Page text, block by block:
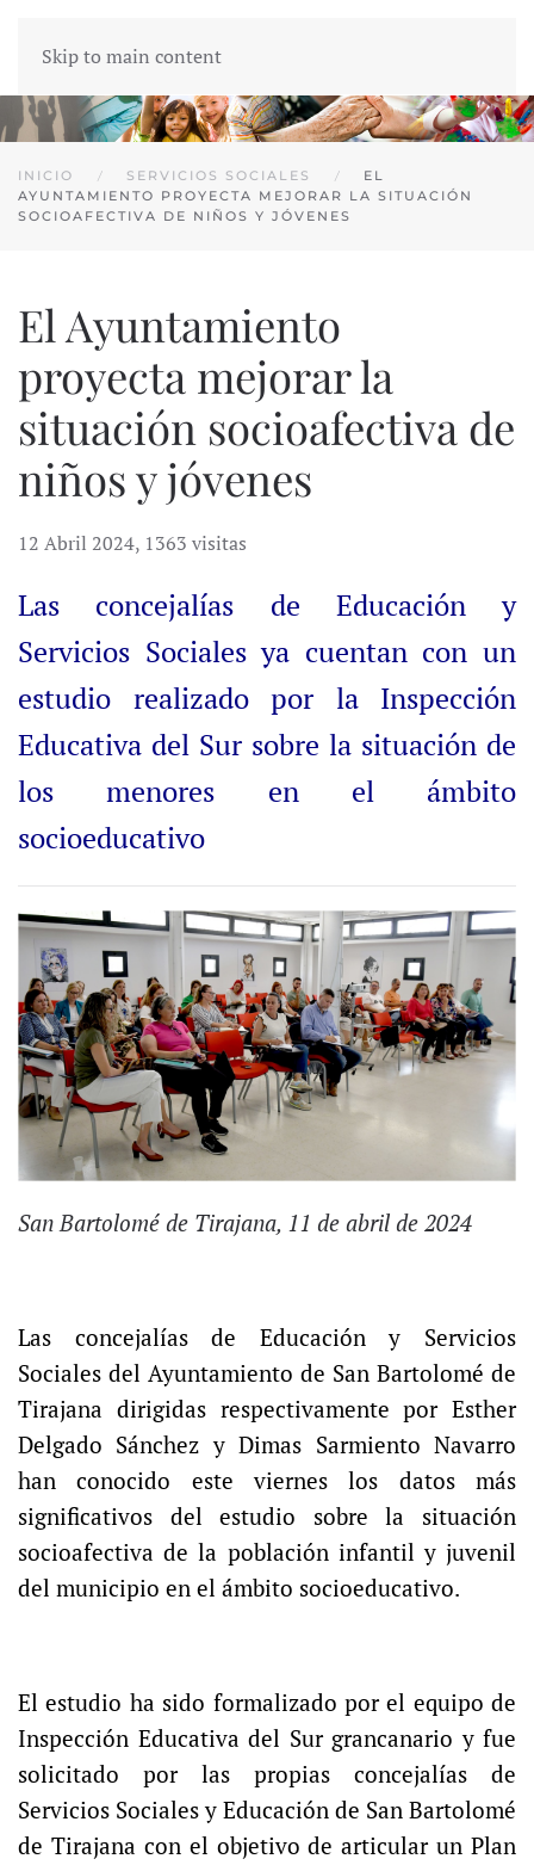
Skip to main content
INICIO SERVICIOS SOCIALES
EL
AYUNTAMIENTO PROYECTA MEJORAR LA SITUACIÓN
SOCIOAFECTIVA DE NIÑOS Y JÓVENES
El Ayuntamiento
proyecta mejorar la
situación socioafectiva de
niños y jóvenes
12 Abril 2024, 1363 visitas
Las concejalías de Educación y
Servicios Sociales ya cuentan con un
estudio realizado por la Inspección
Educativa del Sur sobre la situación de
los menores en el ámbito
socioeducativo
San Bartolomé de Tirajana, 11 de abril de 2024
Las concejalías de Educación y Servicios
Sociales del Ayuntamiento de San Bartolomé de
Tirajana dirigidas respectivamente por Esther
Delgado Sánchez y Dimas Sarmiento Navarro
han conocido este viernes los datos más
significativos del estudio sobre la situación
socioafectiva de la población infantil y juvenil
del municipio en el ámbito socioeducativo.
El estudio ha sido formalizado por el equipo de
Inspección Educativa del Sur grancanario y fue
solicitado por las propias concejalías de
Servicios Sociales y Educación de San Bartolomé
de Tirajana con el objetivo de articular un Plan